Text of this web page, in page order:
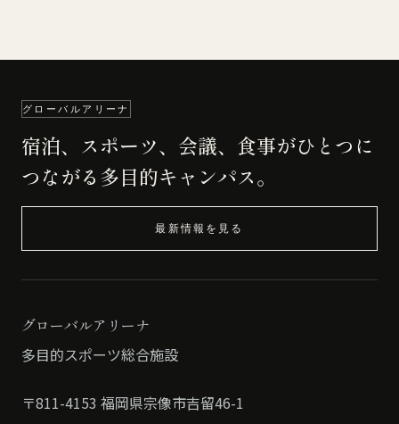
グローバルアリーナ
宿泊、スポーツ、会議、食事がひとつに
つながる多目的キャンパス。
最新情報を見る
グローバルアリーナ
多目的スポーツ総合施設
〒811-4153 福岡県宗像市吉留46-1